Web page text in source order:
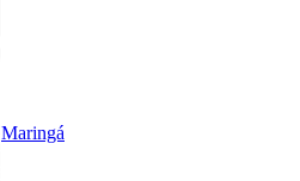
Maringá